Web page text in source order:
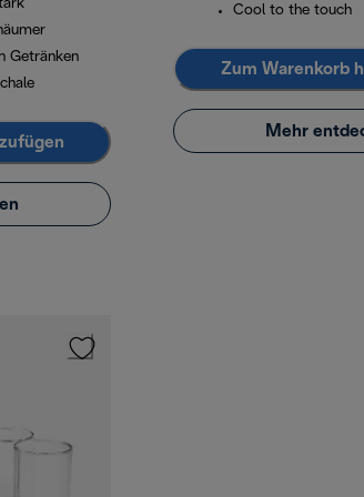
Getränken
Cool to the touch
Zum Warenkorb
Mehr